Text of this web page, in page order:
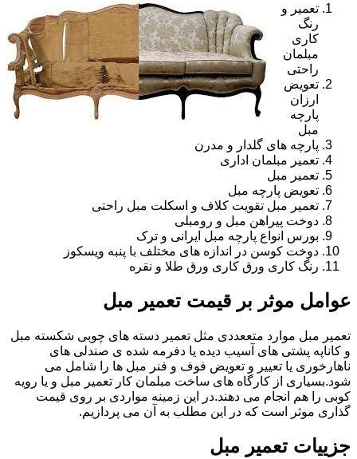
تعمیر و
رنگ
کاری
مبلمان
راحتی
تعویض
ارزان
پارچه
مبل
پارچه های گلدار و مدرن
تعمیر مبلمان اداری
تعمیر مبل
تعویض پارچه مبل
تعمیر مبل تقویت کلاف و اسکلت مبل راحتی
دوخت پیراهن مبل و رومبلی
بورس انواع پارچه مبل ایرانی و ترک
دوخت کوسن در اندازه های مختلف با پنبه ویسکوز
رنگ کاری ورق کاری ورق طلا و نقره
عوامل موثر بر قیمت تعمیر مبل
تعمیر مبل موارد متععددی مثل تعمیر دسته های چوبی شکسته مبل
و کاناپه پشتی های آسیب دیده یا دفرمه شده ی صندلی های
ناهارخوری یا تعییر و تعویض فوف و فنر مبل ها را شامل می
شود.بسیاری از کارگاه های ساخت مبلمان کار تعمیر مبل و یا رویه
کوبی را هم انجام می دهند.در این زمینه مواردی بر روی قیمت
گذاری موثر است که در این مطلب به آن می پردازیم.
جزییات تعمیر مبل